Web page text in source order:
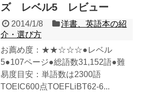
ズ レベル5 レビュー
2014/1/8
洋書、英語本の紹
介・選び方
お薦め度：★★☆☆☆●レベル
5●107ページ●総語数31,152語●難
易度目安：単語数は2300語
TOEIC600点TOEFLiBT62-6...